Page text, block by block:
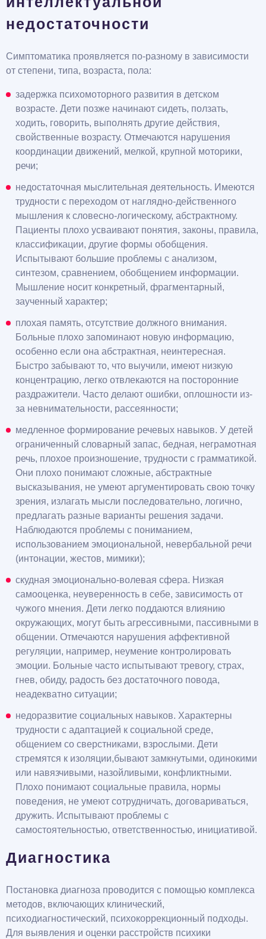
недостаточности
Симптоматика проявляется по-разному в зависимости
от степени, типа, возраста, пола:
задержка психомоторного развития в детском
возрасте. Дети позже начинают сидеть, ползать,
ходить, говорить, выполнять другие действия,
свойственные возрасту. Отмечаются нарушения
координации движений, мелкой, крупной моторики,
речи;
недостаточная мыслительная деятельность. Имеются
трудности с переходом от наглядно-действенного
мышления к словесно-логическому, абстрактному.
Пациенты плохо усваивают понятия, законы, правила,
классификации, другие формы обобщения.
Испытывают большие проблемы с анализом,
синтезом, сравнением, обобщением информации.
Мышление носит конкретный, фрагментарный,
заученный характер;
плохая память, отсутствие должного внимания.
Больные плохо запоминают новую информацию,
особенно если она абстрактная, неинтересная.
Быстро забывают то, что выучили, имеют низкую
концентрацию, легко отвлекаются на посторонние
раздражители. Часто делают ошибки, оплошности из-
за невнимательности, рассеянности;
медленное формирование речевых навыков. У детей
ограниченный словарный запас, бедная, неграмотная
речь, плохое произношение, трудности с грамматикой.
Они плохо понимают сложные, абстрактные
высказывания, не умеют аргументировать свою точку
зрения, излагать мысли последовательно, логично,
предлагать разные варианты решения задачи.
Наблюдаются проблемы с пониманием,
использованием эмоциональной, невербальной речи
(интонации, жестов, мимики);
скудная эмоционально-волевая сфера. Низкая
самооценка, неуверенность в себе, зависимость от
чужого мнения. Дети легко поддаются влиянию
окружающих, могут быть агрессивными, пассивными в
общении. Отмечаются нарушения аффективной
регуляции, например, неумение контролировать
эмоции. Больные часто испытывают тревогу, страх,
гнев, обиду, радость без достаточного повода,
неадекватно ситуации;
недоразвитие социальных навыков. Характерны
трудности с адаптацией к социальной среде,
общением со сверстниками, взрослыми. Дети
стремятся к изоляции,бывают замкнутыми, одинокими
или навязчивыми, назойливыми, конфликтными.
Плохо понимают социальные правила, нормы
поведения, не умеют сотрудничать, договариваться,
дружить. Испытывают проблемы с
самостоятельностью, ответственностью, инициативой.
Диагностика
Постановка диагноза проводится с помощью комплекса
методов, включающих клинический,
психодиагностический, психокоррекционный подходы.
Для выявления и оценки расстройств психики